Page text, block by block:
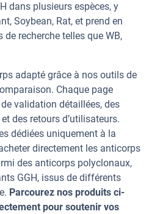
dans plusieurs espèces, y
Soybean, Rat, et prend en
recherche telles que WB,
adapté grâce à nos outils de
Chaque page
validation détaillées, des
des retours d’utilisateurs.
dédiées uniquement à la
directement les anticorps
des anticorps polyclonaux,
GGH, issus de différents
Parcourez nos produits ci-
pour soutenir vos